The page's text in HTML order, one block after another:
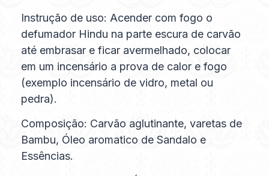
Instrução de uso: Acender com fogo o
defumador Hindu na parte escura de carvão
até embrasar e ficar avermelhado, colocar
em um incensário a prova de calor e fogo
(exemplo incensário de vidro, metal ou
pedra).
Composição: Carvão aglutinante, varetas de
Bambu, Óleo aromatico de Sandalo e
Essências.